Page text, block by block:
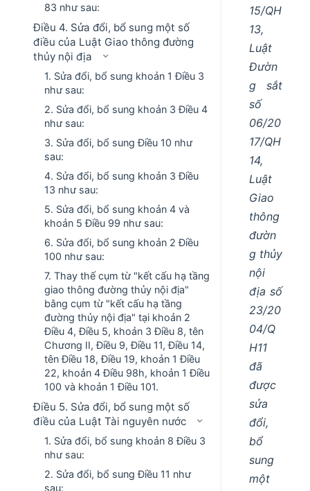
83 như sau:
Điều 4. Sửa đổi, bổ sung một số
điều của Luật Giao thông đường
thủy nội địa
1. Sửa đổi, bổ sung khoản 1 Điều 3
như sau:
2. Sửa đổi, bổ sung khoản 3 Điều 4
như sau:
3. Sửa đổi, bổ sung Điều 10 như
sau:
4. Sửa đổi, bổ sung khoản 3 Điều
13 như sau:
5. Sửa đổi, bổ sung khoản 4 và
khoản 5 Điều 99 như sau:
6. Sửa đổi, bổ sung khoản 2 Điều
100 như sau:
7. Thay thế cụm từ "kết cấu hạ tầng
giao thông đường thủy nội địa"
bằng cụm từ "kết cấu hạ tầng
đường thủy nội địa" tại khoản 2
Điều 4, Điều 5, khoản 3 Điều 8, tên
Chương II, Điều 9, Điều 11, Điều 14,
tên Điều 18, Điều 19, khoản 1 Điều
22, khoản 4 Điều 98h, khoản 1 Điều
100 và khoản 1 Điều 101.
Điều 5. Sửa đổi, bổ sung một số
điều của Luật Tài nguyên nước
1. Sửa đổi, bổ sung khoản 8 Điều 3
như sau:
2. Sửa đổi, bổ sung Điều 11 như
sau:
15/QH
13,
Luật
Đườn
g sắt
số
06/20
17/QH
14,
Luật
Giao
thông
đườn
g thủy
nội
địa số
23/20
04/Q
H11
đã
được
sửa
đổi,
bổ
sung
một